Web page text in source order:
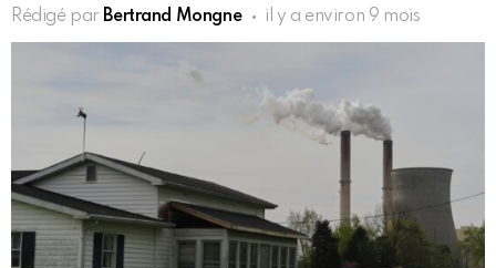
Rédigé par Bertrand Mongne il y a environ 9 mois